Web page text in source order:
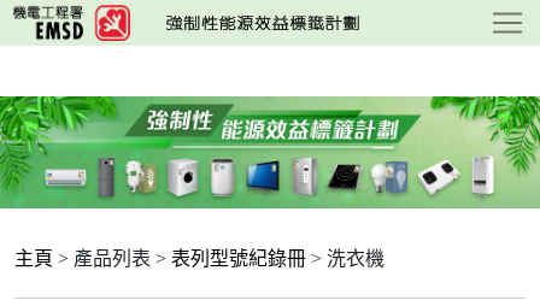
跳
至
要
內
容
主頁 > 產品列表 > 表列型號紀錄冊 > 洗衣機